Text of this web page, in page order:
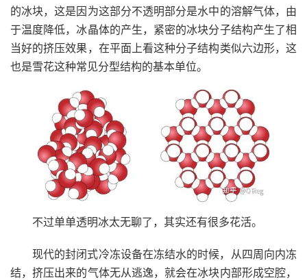
的冰块，这是因为这部分不透明部分是水中的溶解气体，由
于温度降低，冰晶体的产生，紧密的冰块分子结构产生了相
当好的挤压效果，在平面上看这种分子结构类似六边形，这
也是雪花这种常见分型结构的基本单位。
不过单单透明冰太无聊了，其实还有很多花活。
现代的封闭式冷冻设备在冻结水的时候，从四周向内冻
结，挤压出来的气体无从逃逸，就会在冰块内部形成空腔，